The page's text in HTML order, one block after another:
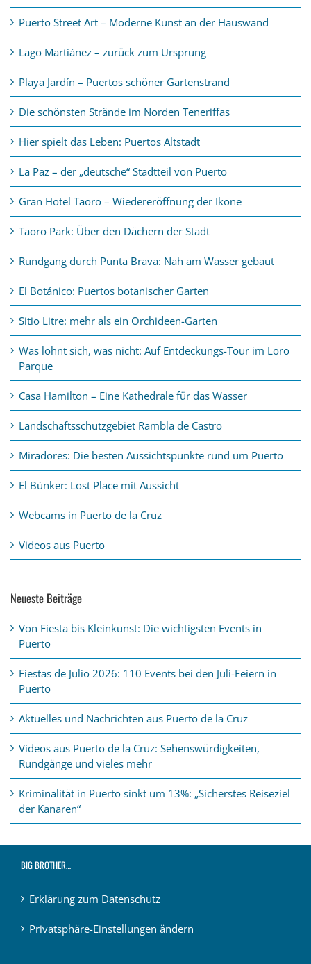
Puerto Street Art – Moderne Kunst an der Hauswand
Lago Martiánez – zurück zum Ursprung
Playa Jardín – Puertos schöner Gartenstrand
Die schönsten Strände im Norden Teneriffas
Hier spielt das Leben: Puertos Altstadt
La Paz – der „deutsche“ Stadtteil von Puerto
Gran Hotel Taoro – Wiedereröffnung der Ikone
Taoro Park: Über den Dächern der Stadt
Rundgang durch Punta Brava: Nah am Wasser gebaut
El Botánico: Puertos botanischer Garten
Sitio Litre: mehr als ein Orchideen-Garten
Was lohnt sich, was nicht: Auf Entdeckungs-Tour im Loro
Parque
Casa Hamilton – Eine Kathedrale für das Wasser
Landschaftsschutzgebiet Rambla de Castro
Miradores: Die besten Aussichtspunkte rund um Puerto
El Búnker: Lost Place mit Aussicht
Webcams in Puerto de la Cruz
Videos aus Puerto
Neueste Beiträge
Von Fiesta bis Kleinkunst: Die wichtigsten Events in
Puerto
Fiestas de Julio 2026: 110 Events bei den Juli-Feiern in
Puerto
Aktuelles und Nachrichten aus Puerto de la Cruz
Videos aus Puerto de la Cruz: Sehenswürdigkeiten,
Rundgänge und vieles mehr
Kriminalität in Puerto sinkt um 13%: „Sicherstes Reiseziel
der Kanaren“
BIG BROTHER…
Erklärung zum Datenschutz
Privatsphäre-Einstellungen ändern